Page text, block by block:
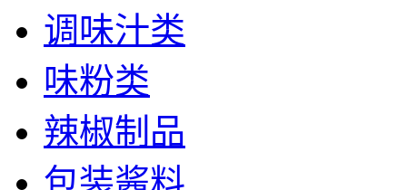
调味汁类
味粉类
辣椒制品